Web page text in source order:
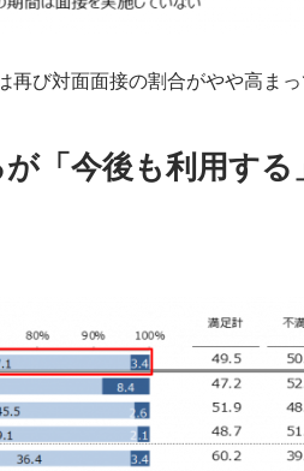
び対面面接の割合がやや高まっ
「今後も利用する